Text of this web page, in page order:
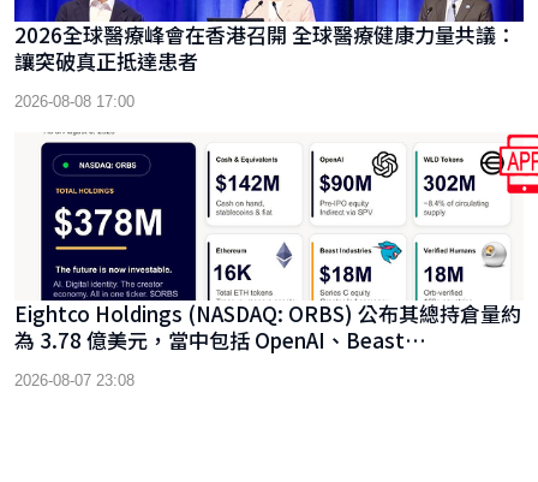
2026全球醫療峰會在香港召開 全球醫療健康力量共議：
讓突破真正抵達患者
2026-08-08 17:00
Eightco Holdings (NASDAQ: ORBS) 公布其總持倉量約
為 3.78 億美元，當中包括 OpenAI、Beast
Industries、超過 16,000 枚以太幣及近 3.02 億枚 WLD
代幣
2026-08-07 23:08